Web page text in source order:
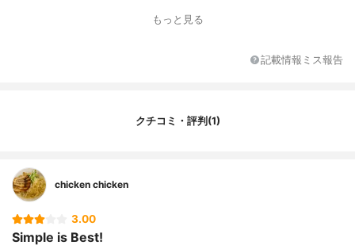
もっと見る
記載情報ミス報告
クチコミ・評判(1)
chicken chicken
3.00
Simple is Best!